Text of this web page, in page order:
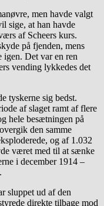
men havde valgt
sige, at han havde
af Scheers kurs.
på fjenden, mens
igen. Det var en ren
vending lykkedes det
tyskerne sig bedst.
af slaget ramt af flere
hele besætningen på
den samme
og af 1.032
været med til at sænke
i december 1914 –
sluppet ud af den
direkte tilbage mod